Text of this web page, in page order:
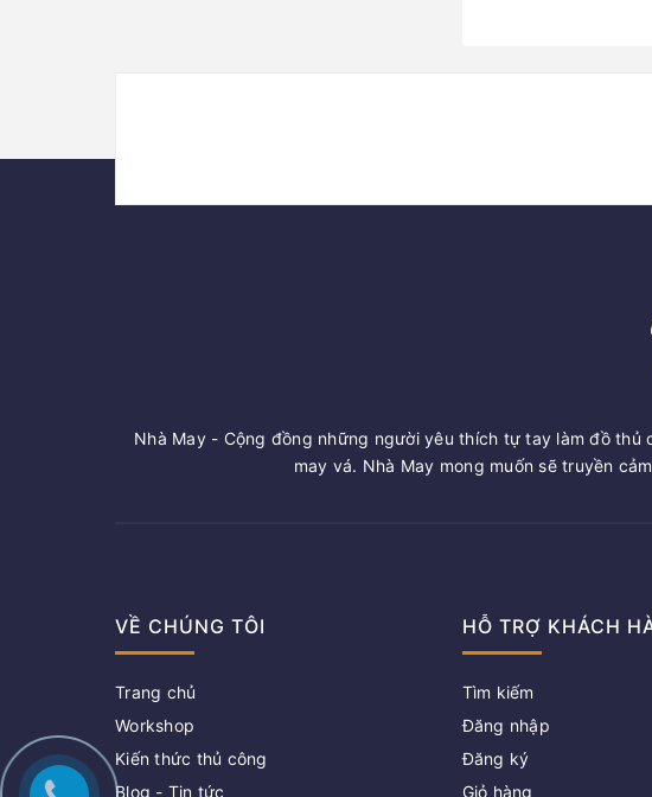
Nhà May - Cộng đồng những người yêu thích tự tay làm đồ
may vá. Nhà May mong muốn sẽ truyền
VỀ CHÚNG TÔI
Trang chủ
Workshop
Kiến thức thủ công
Blog - Tin tức
HỖ TRỢ KHÁCH
Tìm kiếm
Đăng nhập
Đăng ký
Giỏ hàng